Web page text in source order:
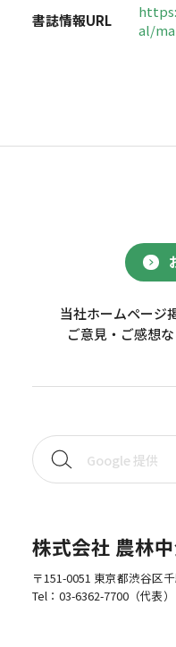
書誌情報URL
al/
当社ホームページ
ご意見・ご感想
株式会社 農林
〒151-0051 東京都渋谷区
Tel： 03-6362-7700（代表）